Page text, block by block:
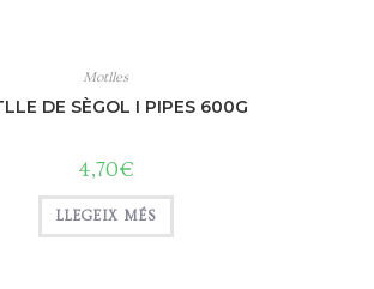
Motlles
DE SÈGOL I PIPES 600G
4,70€
LLEGEIX MÉS